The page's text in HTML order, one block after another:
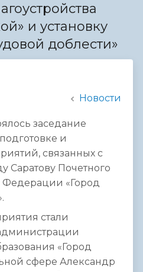
и установку
доблести»
Новости
заседание
и
связанных с
Саратову Почетного
Федерации «Город
стали
«Город
сфере Александр